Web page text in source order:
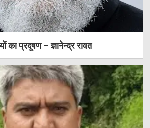
का प्रदूषण – ज्ञानेन्द्र रावत